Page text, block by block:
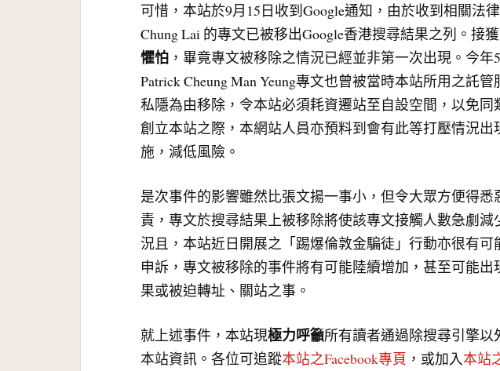
可惜，本站於9月15日收到Google通知，由於收到相關法
Chung Lai 的專文已被移出Google香港搜尋結果之列。接
懼怕 ，畢竟專文被移除之情況已經並非第一次出現。今
Patrick Cheung Man Yeung專文也曾被當時本站所用之託管
私隱為由移除，令本站必須耗資遷站至自設空間，以免同
創立本站之際，本網站人員亦預料到會有此等打壓情況出
施，減低風險。
是次事件的影響雖然比張文揚一事小，但令大眾方便得悉
責，專文於搜尋結果上被移除將使該專文接觸人數急劇減
況且，本站近日開展之「踢爆倫敦金騙徒」行動亦很有可
申訴，專文被移除的事件將有可能陸續增加，甚至可能出
果或被迫轉址、關站之事。
就上述事件，本站現極力呼籲所有讀者通過除搜尋引擎以
本站資訊。各位可追蹤本站之Facebook專頁 ，或加入本站